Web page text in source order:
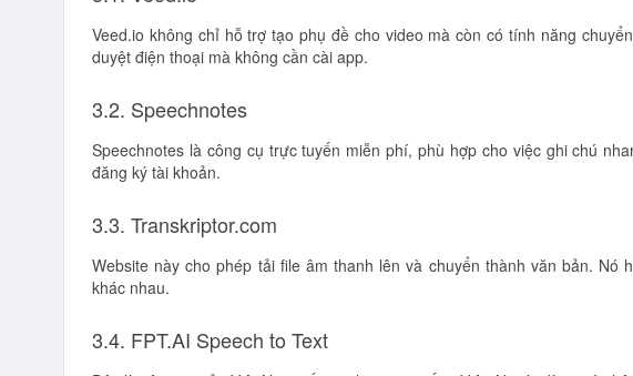
Veed.io không chỉ hỗ trợ tạo phụ đề cho video mà còn có tính năng
duyệt điện thoại mà không cần cài app.
3.2. Speechnotes
Speechnotes là công cụ trực tuyến miễn phí, phù hợp cho việc ghi chú
đăng ký tài khoản.
3.3. Transkriptor.com
Website này cho phép tải file âm thanh lên và chuyển thành văn bản.
khác nhau.
3.4. FPT.AI Speech to Text